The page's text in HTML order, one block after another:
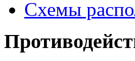
Схемы